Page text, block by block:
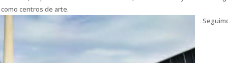
centros de arte.